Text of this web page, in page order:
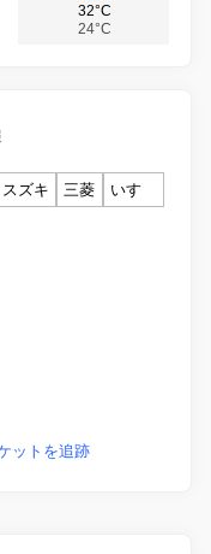
32°C
24°C
スズキ 三菱
いすゞ
ットを追跡